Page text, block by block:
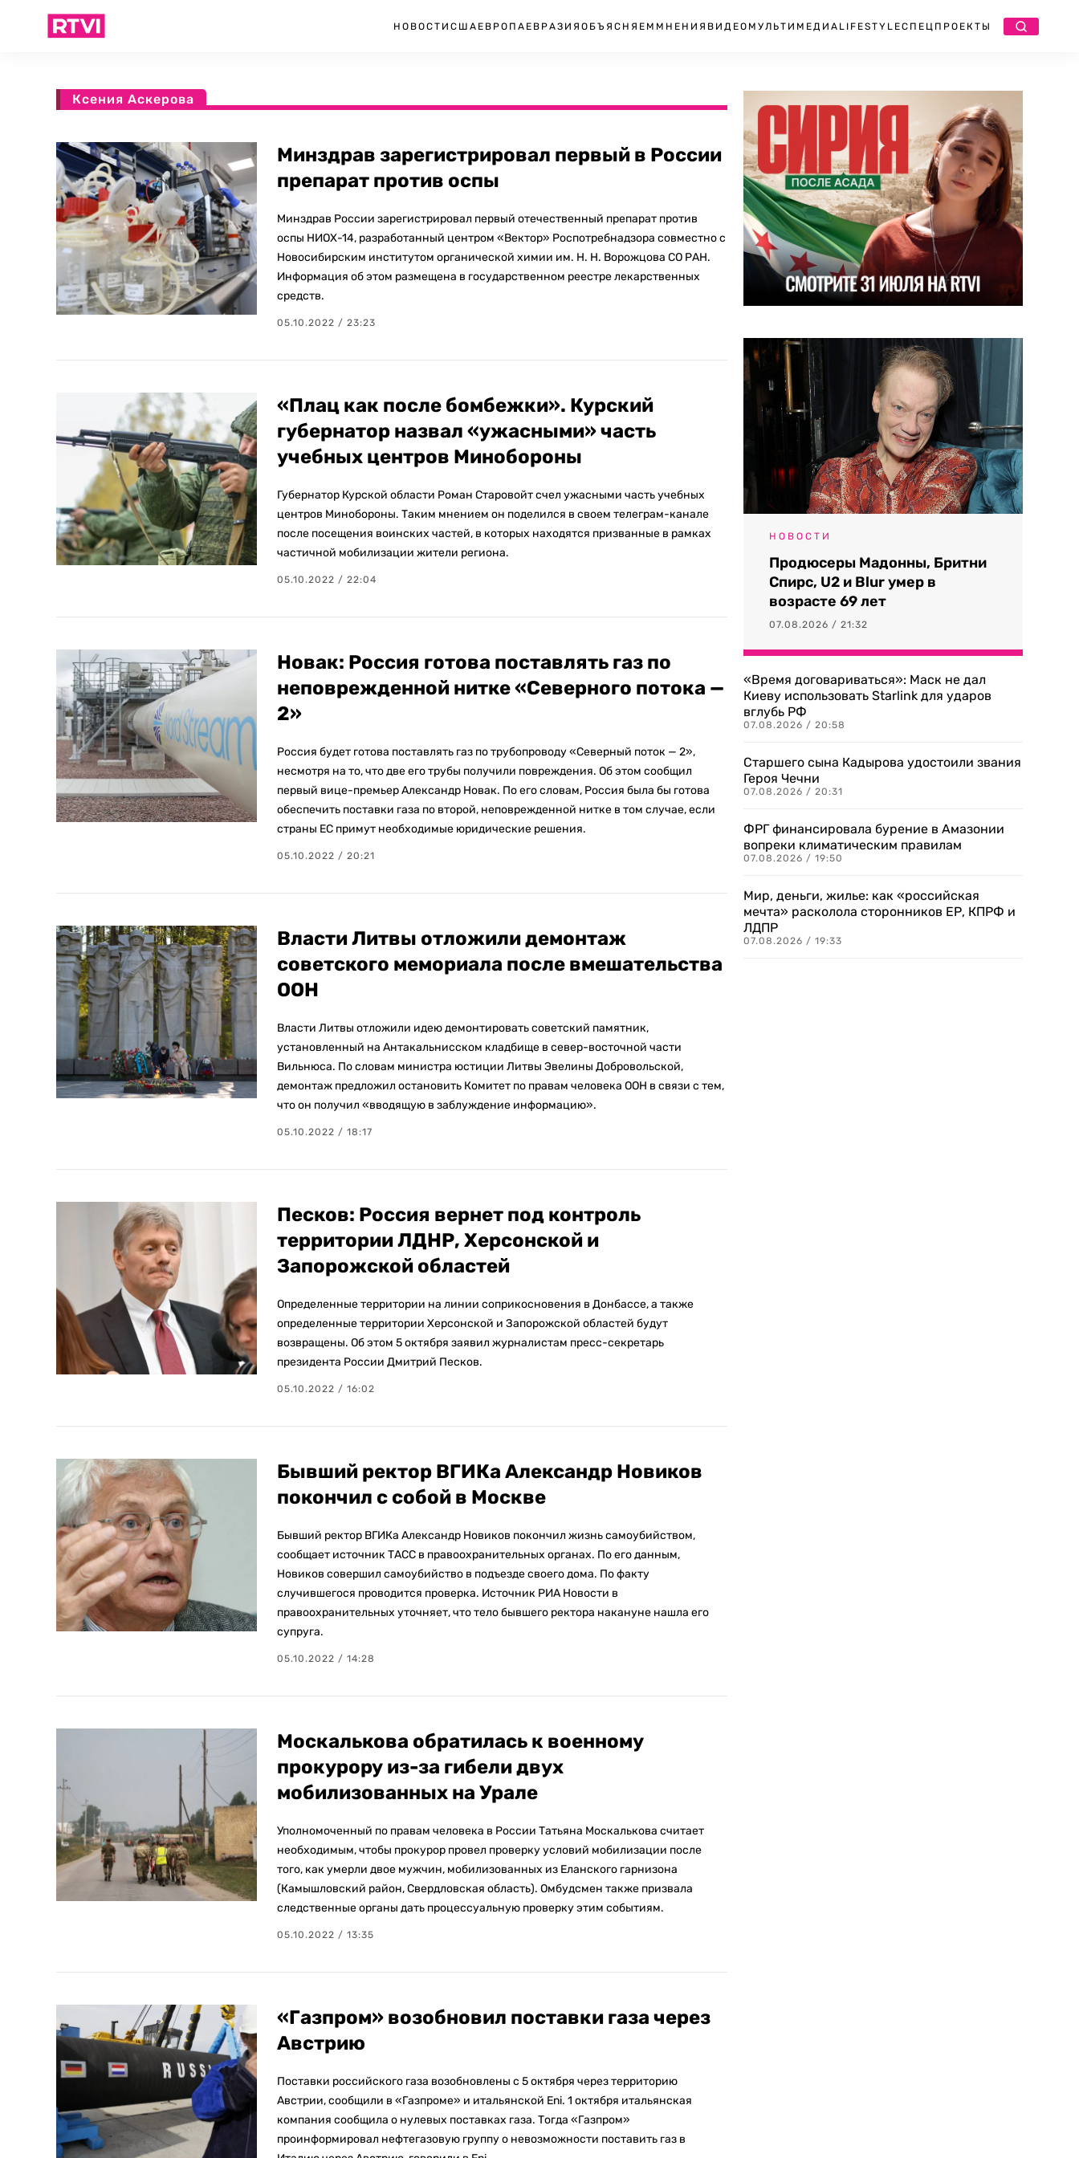
НОВОСТИ США ЕВРОПА ЕВРАЗИЯ ОБЪЯСНЯЕМ МНЕНИЯ ВИДЕО МУЛЬТИМЕДИА LIFESTYLEСПЕЦПРОЕКТЫ
Ксения Аскерова
Минздрав зарегистрировал первый в России
препарат против оспы
Минздрав России зарегистрировал первый отечественный препарат против
оспы НИОХ-14, разработанный центром «Вектор» Роспотребнадзора совместно с
Новосибирским институтом органической химии им. Н. Н. Ворожцова СО РАН.
Информация об этом размещена в государственном реестре лекарственных
средств.
05.10.2022 / 23:23
«Плац как после бомбежки». Курский
губернатор назвал «ужасными» часть
учебных центров Минобороны
Губернатор Курской области Роман Старовойт счел ужасными часть учебных
центров Минобороны. Таким мнением он поделился в своем телеграм-канале
после посещения воинских частей, в которых находятся призванные в рамках
частичной мобилизации жители региона.
05.10.2022 / 22:04
Новак: Россия готова поставлять газ по
неповрежденной нитке «Северного потока —
2»
Россия будет готова поставлять газ по трубопроводу «Северный поток — 2»,
несмотря на то, что две его трубы получили повреждения. Об этом сообщил
первый вице-премьер Александр Новак. По его словам, Россия была бы готова
обеспечить поставки газа по второй, неповрежденной нитке в том случае, если
страны ЕС примут необходимые юридические решения.
05.10.2022 / 20:21
Власти Литвы отложили демонтаж
советского мемориала после вмешательства
ООН
Власти Литвы отложили идею демонтировать советский памятник,
установленный на Антакальнисском кладбище в север-восточной части
Вильнюса. По словам министра юстиции Литвы Эвелины Добровольской,
демонтаж предложил остановить Комитет по правам человека ООН в связи с тем,
что он получил «вводящую в заблуждение информацию».
05.10.2022 / 18:17
Песков: Россия вернет под контроль
территории ЛДНР, Херсонской и
Запорожской областей
Определенные территории на линии соприкосновения в Донбассе, а также
определенные территории Херсонской и Запорожской областей будут
возвращены. Об этом 5 октября заявил журналистам пресс-секретарь
президента России Дмитрий Песков.
05.10.2022 / 16:02
Бывший ректор ВГИКа Александр Новиков
покончил с собой в Москве
Бывший ректор ВГИКа Александр Новиков покончил жизнь самоубийством,
сообщает источник ТАСС в правоохранительных органах. По его данным,
Новиков совершил самоубийство в подъезде своего дома. По факту
случившегося проводится проверка. Источник РИА Новости в
правоохранительных уточняет, что тело бывшего ректора накануне нашла его
супруга.
05.10.2022 / 14:28
Москалькова обратилась к военному
прокурору из-за гибели двух
мобилизованных на Урале
Уполномоченный по правам человека в России Татьяна Москалькова считает
необходимым, чтобы прокурор провел проверку условий мобилизации после
того, как умерли двое мужчин, мобилизованных из Еланского гарнизона
(Камышловский район, Свердловская область). Омбудсмен также призвала
следственные органы дать процессуальную проверку этим событиям.
05.10.2022 / 13:35
«Газпром» возобновил поставки газа через
Австрию
Поставки российского газа возобновлены с 5 октября через территорию
Австрии, сообщили в «Газпроме» и итальянской Eni. 1 октября итальянская
компания сообщила о нулевых поставках газа. Тогда «Газпром»
проинформировал нефтегазовую группу о невозможности поставить газ в
НОВОСТИ
Продюсеры Мадонны, Бритни
Спирс, U2 и Blur умер в
возрасте 69 лет
07.08.2026 / 21:32
«Время договариваться»: Маск не дал
Киеву использовать Starlink для ударов
вглубь РФ
07.08.2026 / 20:58
Старшего сына Кадырова удостоили звания
Героя Чечни
07.08.2026 / 20:31
ФРГ финансировала бурение в Амазонии
вопреки климатическим правилам
07.08.2026 / 19:50
Мир, деньги, жилье: как «российская
мечта» расколола сторонников ЕР, КПРФ и
ЛДПР
07.08.2026 / 19:33